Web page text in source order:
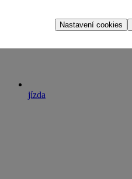
jízda
Nastavení cookies